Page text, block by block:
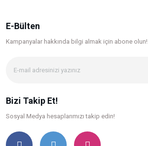
E-Bülten
Kampanyalar hakkında bilgi almak için abone olun!
Bizi Takip Et!
Sosyal Medya hesaplarımızı takip edin!